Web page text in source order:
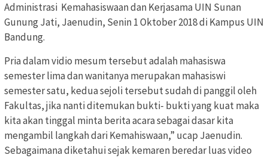
Administrasi Kemahasiswaan dan Kerjasama UIN Sunan
Gunung Jati, Jaenudin, Senin 1 Oktober 2018 di Kampus UIN
Bandung.
Pria dalam vidio mesum tersebut adalah mahasiswa
semester lima dan wanitanya merupakan mahasiswi
semester satu, kedua sejoli tersebut sudah di panggil oleh
Fakultas, jika nanti ditemukan bukti- bukti yang kuat maka
kita akan tinggal minta berita acara sebagai dasar kita
mengambil langkah dari Kemahiswaan,” ucap Jaenudin.
Sebagaimana diketahui sejak kemaren beredar luas video